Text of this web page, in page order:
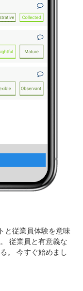
と従業員体験を意味
従業員と有意義な
。 今すぐ始めまし